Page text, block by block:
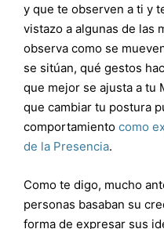
y que te observen a ti y
vistazo a algunas de las
observa como se
se sitúan, qué gestos
que mejor se ajusta a tu
que cambiar tu postura
comportamiento como
de la Presencia.
Como te digo, mucho
personas basaban su
forma de expresar sus